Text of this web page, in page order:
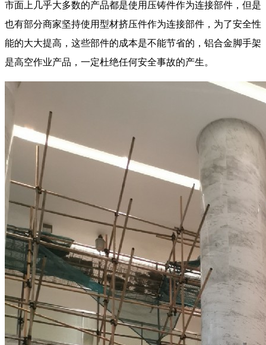
市面上几乎大多数的产品都是使用压铸件作为连接部件，但是
也有部分商家坚持使用型材挤压件作为连接部件，为了安全性
能的大大提高，这些部件的成本是不能节省的，铝合金脚手架
是高空作业产品，一定杜绝任何安全事故的产生。